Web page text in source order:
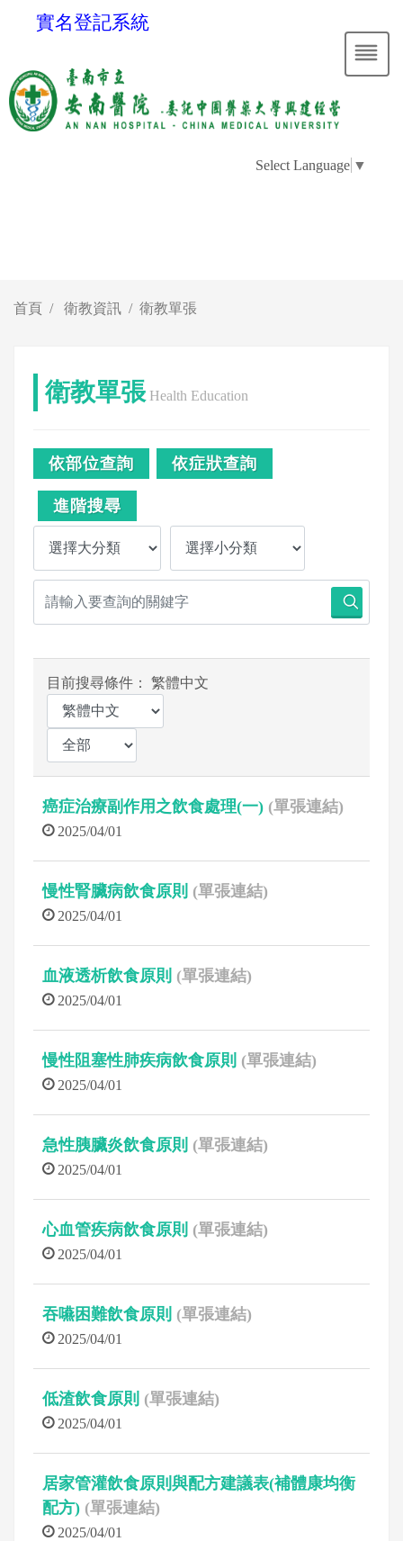
實名登記系統
Select Language ▼
首頁 衛教資訊 衛教單張
衛教單張 Health Education
依部位查詢 依症狀查詢
進階搜尋
目前搜尋條件： 繁體中文
癌症治療副作用之飲食處理(一) (單張連結)
2025/04/01
慢性腎臟病飲食原則 (單張連結)
2025/04/01
血液透析飲食原則 (單張連結)
2025/04/01
慢性阻塞性肺疾病飲食原則 (單張連結)
2025/04/01
急性胰臟炎飲食原則 (單張連結)
2025/04/01
心血管疾病飲食原則 (單張連結)
2025/04/01
吞嚥困難飲食原則 (單張連結)
2025/04/01
低渣飲食原則 (單張連結)
2025/04/01
居家管灌飲食原則與配方建議表(補體康均衡
配方) (單張連結)
2025/04/01